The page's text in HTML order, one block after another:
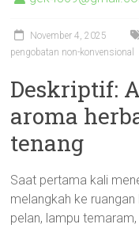
November 4, 2025
pengobatan non-konvensional
Deskriptif:
aroma
tenang
Saat pertama kali
melangkah ke
pelan, lampu